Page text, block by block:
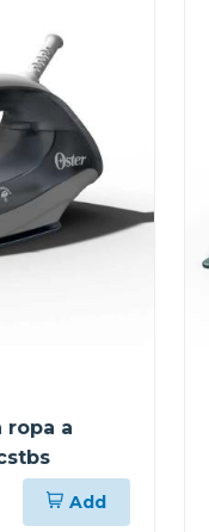
ropa a
Add